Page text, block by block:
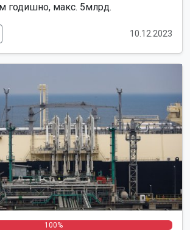
годишно, макс. 5млрд.
10.12.2023
100%